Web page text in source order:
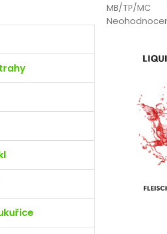
MB/TP/MC
Průměrné
hvězdiček.